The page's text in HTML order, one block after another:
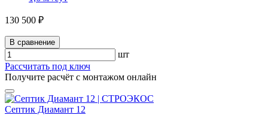
130 500 ₽
В сравнение
шт
Рассчитать под ключ
Получите расчёт с монтажом онлайн
Септик Диамант 12